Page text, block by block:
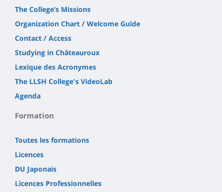
The College’s Missions
Organization Chart / Welcome Guide
Contact / Access
Studying in Châteauroux
Lexique des Acronymes
The LLSH College's VideoLab
Agenda
Formation
Toutes les formations
Licences
DU Japonais
Licences Professionnelles